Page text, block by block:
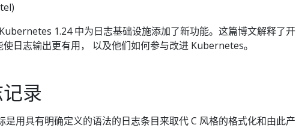
1.24 中为日志基础设施添加了新功能。这篇博文解释了开
日志输出更有用， 以及他们如何参与改进 Kubernetes。
录
是用具有明确定义的语法的日志条目来取代 C 风格的格式化和由此产